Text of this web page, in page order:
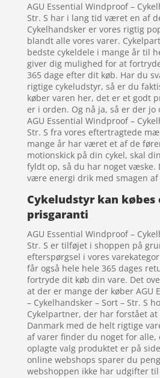
AGU Essential Windproof –
Str. S har i lang tid været en af
Cykelhandsker er vores rigtig
blandt alle vores varer.
bedste cykeldele i mange år til
giver dig mulighed for at
365 dage efter dit køb. Har du
rigtige cykeludstyr, så er du
køber varen her, det er et godt
er i orden. Og nå ja, så er der jo
AGU Essential Windproof –
Str. S fra vores eftertragtede
mange år har været et af de
motionskick på din cykel, skal
fyldt op, så du har noget væske.
være energi drik med smagen
Cykeludstyr kan købes
prisgaranti
AGU Essential Windproof –
Str. S er tilføjet i shoppen på
efterspørgsel i vores
får også hele hele 365 dages
fortryde dit køb din vare. Det
at der er mange der køber AGU
– Cykelhandsker – Sort – Str. S
Cykelpartner, der har forstået
Danmark med de helt rigtige
af varer finder du noget for alle,
oplagte valg produktet er på
online webshops sparer du
webshoppen ikke har udgifter